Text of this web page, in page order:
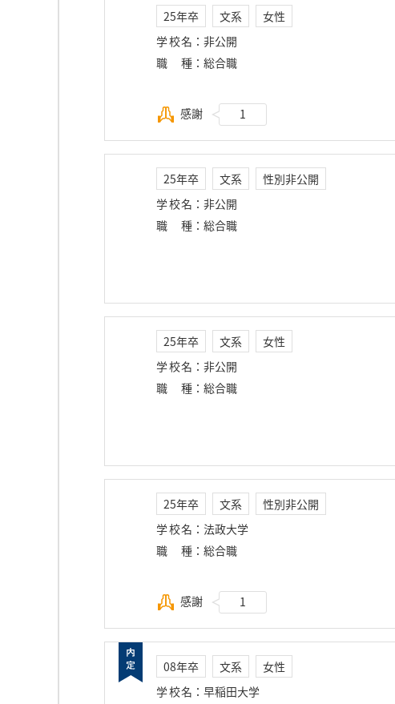
25年卒 文系
女性
学校名 ： 非公開
職種 ： 総合職
感謝 1
25年卒 文系
性別非公開
学校名 ： 非公開
職種 ： 総合職
25年卒 文系
女性
学校名 ： 非公開
職種 ： 総合職
25年卒 文系
性別非公開
学校名 ： 法政大学
職種 ： 総合職
感謝 1
08年卒 文系
女性
学校名 ： 早稲田大学